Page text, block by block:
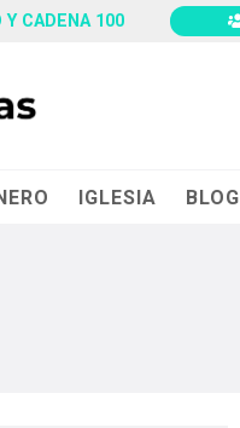
Y CADENA 100
IGLESIA BLOG